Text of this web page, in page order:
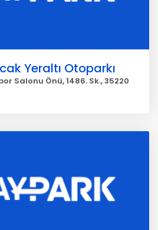
Yeraltı Otoparkı
Salonu Önü, 1486. Sk., 35220